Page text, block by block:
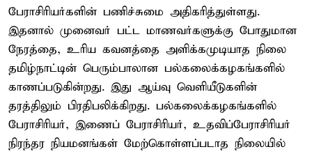
பேராசிரியர்களின் பணிச்சுமை அதிகரித்துள்ளது.
இதனால் முனைவர் பட்ட மாணவர்களுக்கு போதுமான
நேரத்தை, உரிய கவனத்தை அளிக்கமுடியாத நிலை
தமிழ்நாட்டின் பெரும்பாலான பல்கலைக்கழகங்களில்
காணப்படுகின்றது. இது ஆய்வு வெளியீடுகளின்
தரத்திலும் பிரதிபலிக்கிறது. பல்கலைக்கழகங்களில்
பேராசிரியர், இணைப் பேராசிரியர், உதவிப்பேராசிரியர்
நிரந்தர நியமனங்கள் மேற்கொள்ளப்படாத நிலையில்